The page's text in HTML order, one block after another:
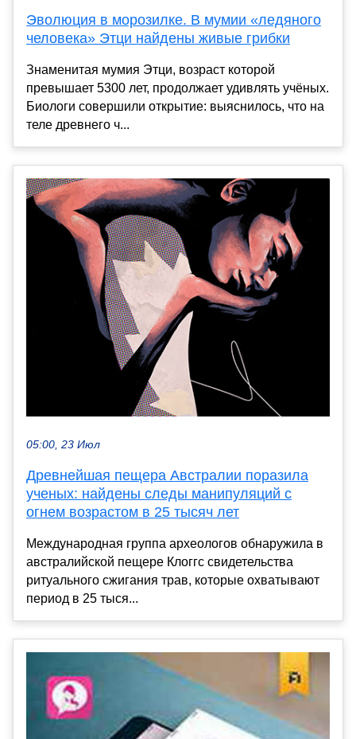
Эволюция в морозилке. В мумии «ледяного
человека» Этци найдены живые грибки
Знаменитая мумия Этци, возраст которой
превышает 5300 лет, продолжает удивлять учёных.
Биологи совершили открытие: выяснилось, что на
теле древнего ч...
05:00, 23 Июл
Древнейшая пещера Австралии поразила
ученых: найдены следы манипуляций с
огнем возрастом в 25 тысяч лет
Международная группа археологов обнаружила в
австралийской пещере Клоггс свидетельства
ритуального сжигания трав, которые охватывают
период в 25 тыся...